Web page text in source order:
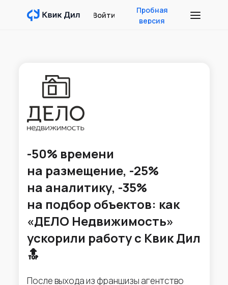
Войти
Пробная
версия
После выхода из франшизы агентство
-50% времени
на размещение, -25%
на аналитику, -35%
на подбор объектов: как
«ДЕЛО Недвижимость»
ускорили работу с Квик Дил
🔝